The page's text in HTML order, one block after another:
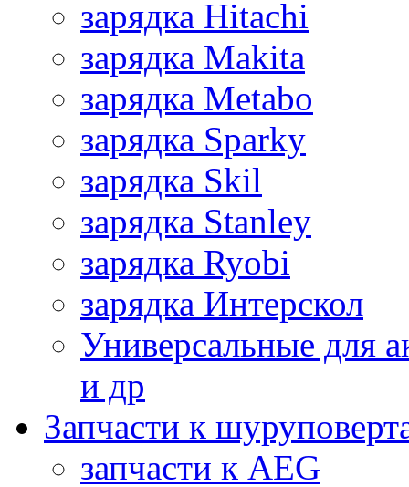
зарядка Hitachi
зарядка Makita
зарядка Metabo
зарядка Sparky
зарядка Skil
зарядка Stanley
зарядка Ryobi
зарядка Интерскол
Универсальные для
и др
Запчасти к
запчасти к AEG